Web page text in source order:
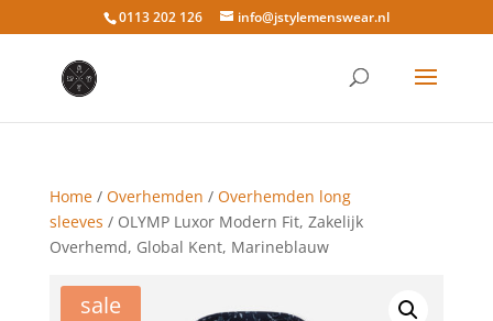
0113 202 126 info@jstylemenswear.nl
Home/ Overhemden / Overhemden long
sleeves / OLYMP Luxor Modern Fit, Zakelijk
Overhemd, Global Kent, Marineblauw
sale